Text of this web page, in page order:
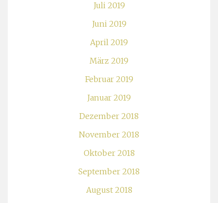
Juli 2019
Juni 2019
April 2019
März 2019
Februar 2019
Januar 2019
Dezember 2018
November 2018
Oktober 2018
September 2018
August 2018